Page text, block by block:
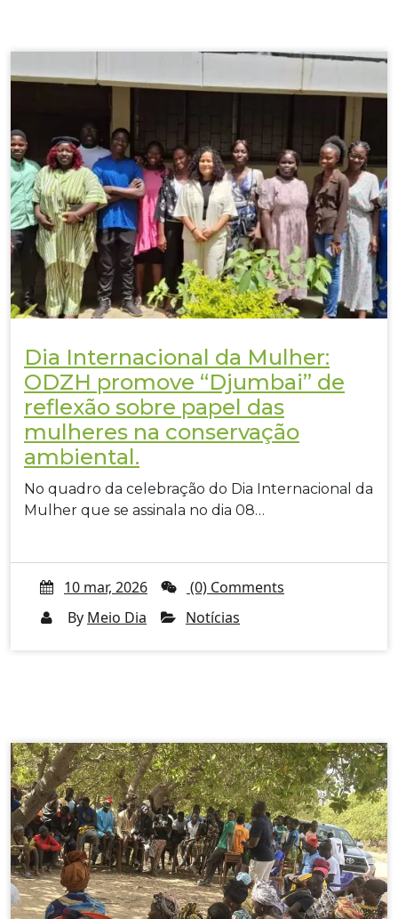
Dia Internacional da Mulher:
ODZH promove “Djumbai” de
reflexão sobre papel das
mulheres na conservação
ambiental.
No quadro da celebração do Dia Internacional da
Mulher que se assinala no dia 08…
10 mar, 2026
(0) Comments
By Meio Dia Notícias